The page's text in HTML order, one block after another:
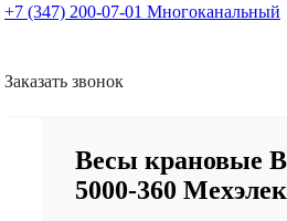
+7 (347) 200-07-01 Многоканальный
Заказать звонок
Весы крановые
5000-360